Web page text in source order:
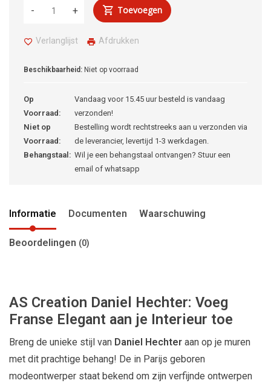
+
- Toevoegen
Verlanglijst Afdrukken
Beschikbaarheid: Niet op voorraad
Op
Voorraad:
Vandaag voor 15.45 uur besteld is vandaag
verzonden!
Niet op
Voorraad:
Bestelling wordt rechtstreeks aan u verzonden via
de leverancier, levertijd 1-3 werkdagen.
Behangstaal: Wil je een behangstaal ontvangen? Stuur een
email of whatsapp
Informatie Documenten Waarschuwing
Beoordelingen (0)
AS Creation Daniel Hechter: Voeg
Franse Elegant aan je Interieur toe
Breng de unieke stijl van Daniel Hechter aan op je muren
met dit prachtige behang! De in Parijs geboren
modeontwerper staat bekend om zijn verfijnde ontwerpen